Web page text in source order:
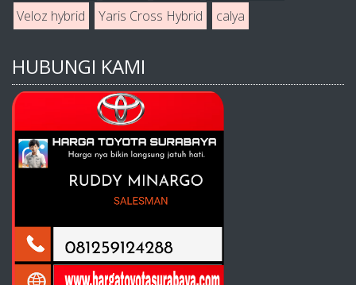
Veloz hybrid
Yaris Cross Hybrid calya
HUBUNGI KAMI